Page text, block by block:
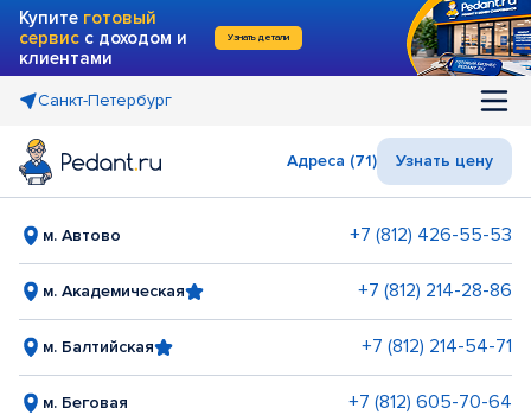
Купите готовый
сервис с доходом и
клиентами
Узнать детали
Санкт-Петербург
Адреса (71) Узнать цену
м. Автово +7 (812) 426-55-53
м. Академическая +7 (812) 214-28-86
м. Балтийская +7 (812) 214-54-71
м. Беговая +7 (812) 605-70-64